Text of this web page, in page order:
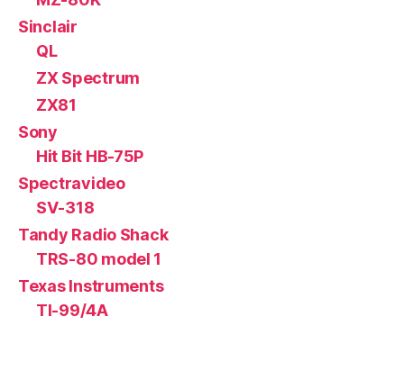
Sinclair
QL
ZX Spectrum
ZX81
Sony
Hit Bit HB-75P
Spectravideo
SV-318
Tandy Radio Shack
TRS-80 model 1
Texas Instruments
TI-99/4A